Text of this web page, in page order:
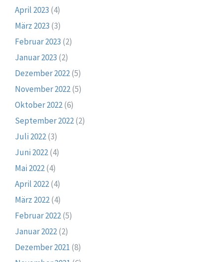
April 2023 (4)
März 2023 (3)
Februar 2023 (2)
Januar 2023 (2)
Dezember 2022(5)
November 2022(5)
Oktober 2022(6)
September 2022(2)
Juli 2022(3)
Juni 2022(4)
Mai 2022(4)
April 2022(4)
März 2022(4)
Februar 2022(5)
Januar 2022(2)
Dezember 2021 (8)